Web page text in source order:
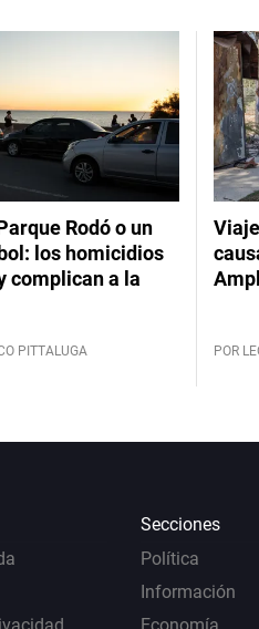
Rodó o un
los homicidios
complican a la
PITTALUGA POR
Secciones
Política
Información